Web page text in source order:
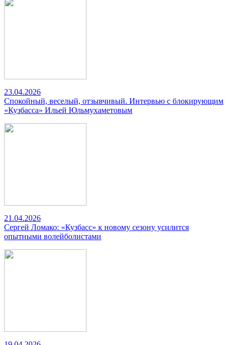
23.04.2026
Спокойный, веселый, отзывчивый. Интервью с блокирующим
«Кузбасса» Ильей Юльмухаметовым
21.04.2026
Сергей Ломако: «Кузбасс» к новому сезону усилится
опытными волейболистами